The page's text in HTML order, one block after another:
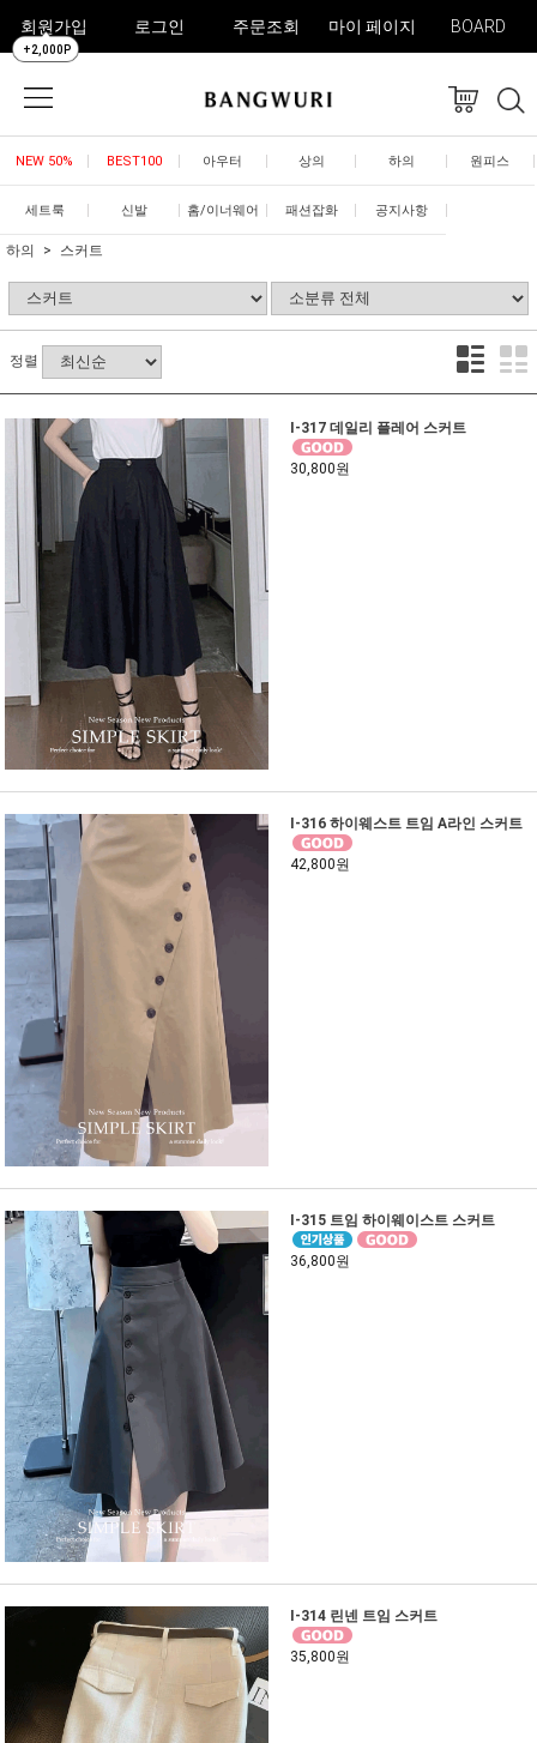
회원가입
+2,000P
로그인 주문조회 마이 페이지 BOARD
NEW 50% BEST100 아우터 상의 하의 원피스
세트룩 신발 홈/이너웨어 패션잡화 공지사항
하의 스커트
정렬
I-317 데일리 플레어 스커트
30,800원
I-316 하이웨스트 트임 A라인 스커트
42,800원
I-315 트임 하이웨이스트 스커트
36,800원
I-314 린넨 트임 스커트
35,800원